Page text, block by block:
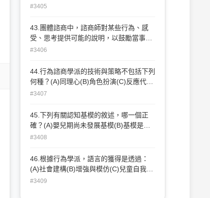
人造成緊急危險時，應立即與其他專業人
道當事人曾接受其他諮商員輔導，需獲得
當事人同意才能開始進入輔導(C)自覺當事
人有關的事件或終止輔導關係時，皆需獲
得當事人的同意才可施行
#3405
43.團體諮商中，諮商師對某些行為、感
受、思考提供可能的說明，以鼓勵當事人
作更深層次的自我探索，這是哪一種諮商
#3406
44.行為諮商學派的技術與策略不包括下列
何種？(A)同理心(B)角色扮演(C)反應代價
(D)增強
#3407
45.下列有關認知基模的敘述，哪一個正
確？(A)嬰兒期尚未發展基模(B)基模是一
組相關概念的架構，只在做抽像思考時才
模)是無法從外在行為反應得知的(D)故事
基模和事件基模在內容與結構上都不相同
#3408
46.根據行為學派，語言的獲得是透過：
(A)社會建構(B)增強與模仿(C)兒童自我引
導(D)天生而來，不待外求
#3409